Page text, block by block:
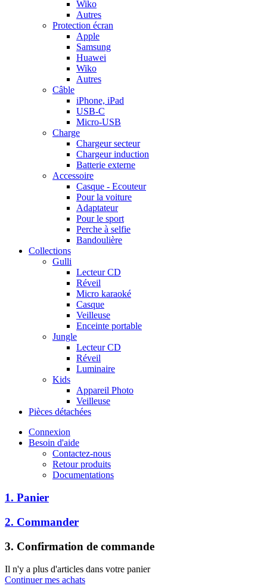
Wiko
Autres
Protection écran
Apple
Samsung
Huawei
Wiko
Autres
Câble
iPhone, iPad
USB-C
Micro-USB
Charge
Chargeur secteur
Chargeur induction
Batterie externe
Accessoire
Casque - Ecouteur
Pour la voiture
Adaptateur
Pour le sport
Perche à selfie
Bandoulière
Collections
Gulli
Lecteur CD
Réveil
Micro karaoké
Casque
Veilleuse
Enceinte portable
Jungle
Lecteur CD
Réveil
Luminaire
Kids
Appareil Photo
Veilleuse
Pièces détachées
Connexion
Besoin d'aide
Contactez-nous
Retour produits
Documentations
1. Panier
2. Commander
3. Confirmation de commande
Il n'y a plus d'articles dans votre panier
Continuer mes achats